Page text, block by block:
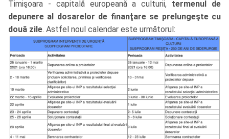
Timişoara - capitală europeană a culturii, termenul de
depunere al dosarelor de finanţare se prelungeşte cu
două zile. Astfel noul calendar este următorul: